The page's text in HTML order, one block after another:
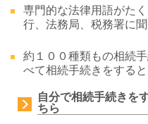
専門的な法律用語がた
行、法務局、税務署に
約１００種類もの相続
べて相続手続きをする
自分で相続手続きを
ちら